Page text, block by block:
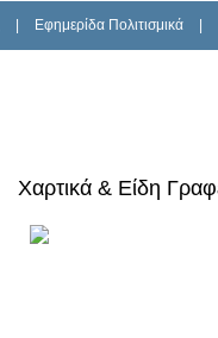
Εφημερίδα Πολιτισμικά
Χαρτικά & Είδη